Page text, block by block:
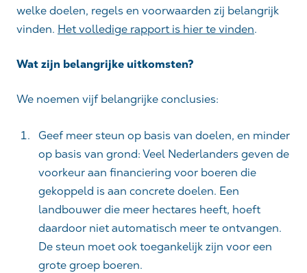
welke doelen, regels en voorwaarden zij belangrijk
vinden. Het volledige rapport is hier te vinden.
Wat zijn belangrijke uitkomsten?
We noemen vijf belangrijke conclusies:
Geef meer steun op basis van doelen, en minder
op basis van grond: Veel Nederlanders geven de
voorkeur aan financiering voor boeren die
gekoppeld is aan concrete doelen. Een
landbouwer die meer hectares heeft, hoeft
daardoor niet automatisch meer te ontvangen.
De steun moet ook toegankelijk zijn voor een
grote groep boeren.